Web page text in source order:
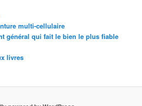
multi-cellulaire
général qui fait le bien le plus fiable
livres